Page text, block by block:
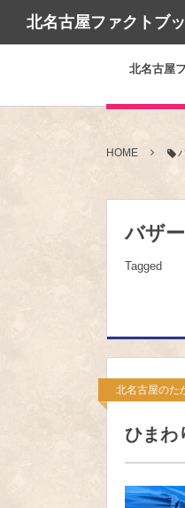
北名古屋ファクトブ
北名古屋
HOME
バザー
Tagged
北名古屋のた
ひまわ